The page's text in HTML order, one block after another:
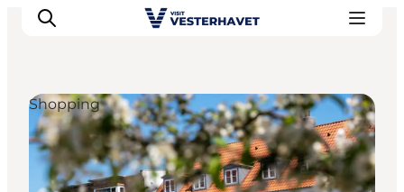
Events
Erlebnisse
Shopping